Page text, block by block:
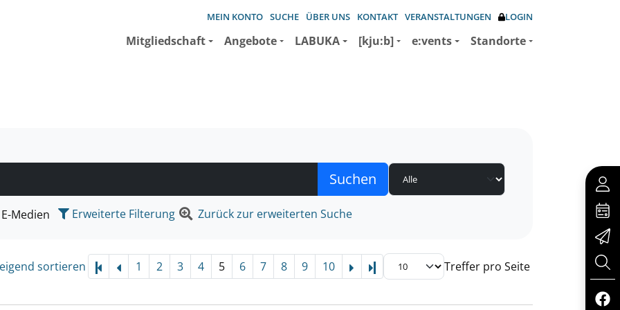
MEIN KONTO SUCHE ÜBER UNS KONTAKT VERANSTALTUNGEN LOGIN
Mitgliedschaft Angebote LABUKA [kju:b] e:vents Standorte
suchen wollen.
E-Medien Erweiterte Filterung Zurück zur erweiterten Suche
sortieren 1 2 3 4 5 6 7 8 9 10 Letzte Seite Treffer pro Seite